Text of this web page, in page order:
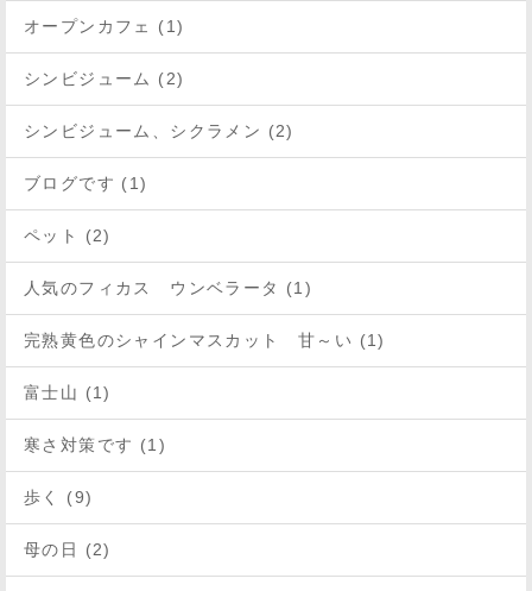
オープンカフェ (1)
シンビジューム (2)
シンビジューム、シクラメン (2)
ブログです (1)
ペット (2)
人気のフィカス ウンベラータ (1)
完熟黄色のシャインマスカット 甘～い (1)
富士山 (1)
寒さ対策です (1)
歩く (9)
母の日 (2)